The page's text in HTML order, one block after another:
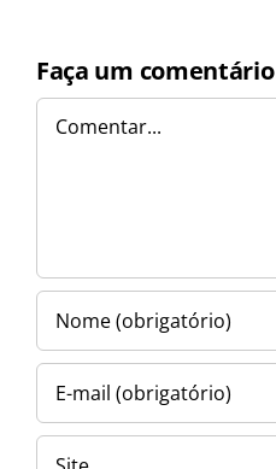
Faça um comentário
Comentar